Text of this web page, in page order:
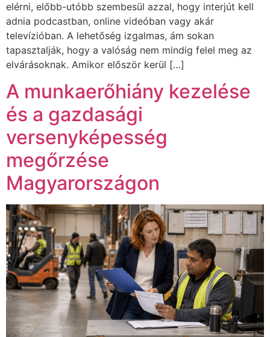
elérni, előbb-utóbb szembesül azzal, hogy interjút kell
adnia podcastban, online videóban vagy akár
televízióban. A lehetőség izgalmas, ám sokan
tapasztalják, hogy a valóság nem mindig felel meg az
elvárásoknak. Amikor először kerül […]
A munkaerőhiány kezelése
és a gazdasági
versenyképesség
megőrzése
Magyarországon